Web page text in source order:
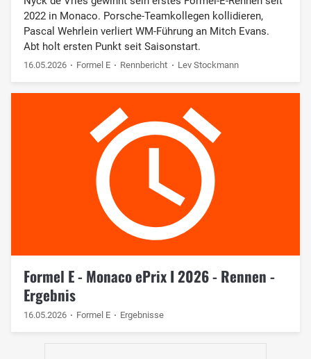
2022 in Monaco. Porsche-Teamkollegen kollidieren,
Pascal Wehrlein verliert WM-Führung an Mitch Evans.
Abt holt ersten Punkt seit Saisonstart.
16.05.2026 Formel E Rennbericht Lev Stockmann
Formel E - Monaco ePrix I 2026 - Rennen -
Ergebnis
16.05.2026 Formel E Ergebnisse